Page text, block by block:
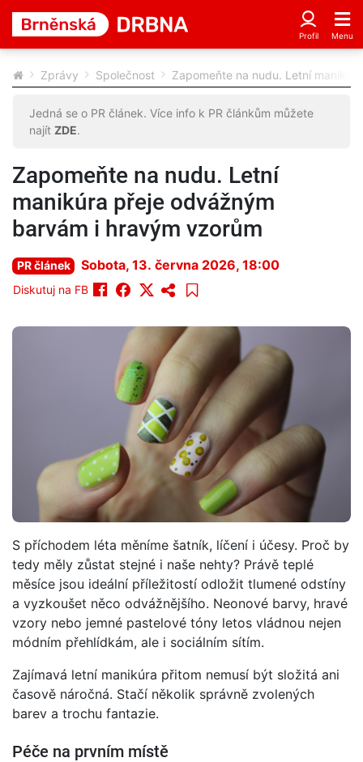
Zprávy Společnost Zapomeňte na nudu. Letní
Jedná se o PR článek. Více info k PR článkům můžete
najít ZDE.
Zapomeňte na nudu. Letní
manikúra přeje odvážným
barvám i hravým vzorům
PR článek Sobota, 13. června 2026, 18:00
Diskutuj na FB
S příchodem léta měníme šatník, líčení i účesy. Proč by
tedy měly zůstat stejné i naše nehty? Právě teplé
měsíce jsou ideální příležitostí odložit tlumené odstíny
a vyzkoušet něco odvážnějšího. Neonové barvy, hravé
vzory nebo jemné pastelové tóny letos vládnou nejen
módním přehlídkám, ale i sociálním sítím.
Zajímavá letní manikúra přitom nemusí být složitá ani
časově náročná. Stačí několik správně zvolených
barev a trochu fantazie.
Péče na prvním místě